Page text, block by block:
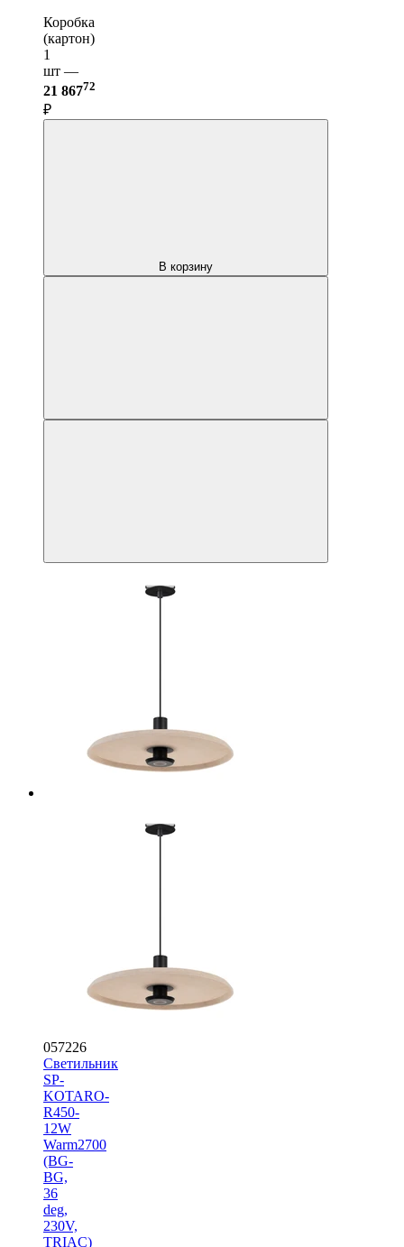
Коробка
(картон)
1
шт —
21 86772
₽
В корзину
057226
Светильник
SP-
KOTARO-
R450-
12W
Warm2700
(BG-
BG,
36
deg,
230V,
TRIAC)